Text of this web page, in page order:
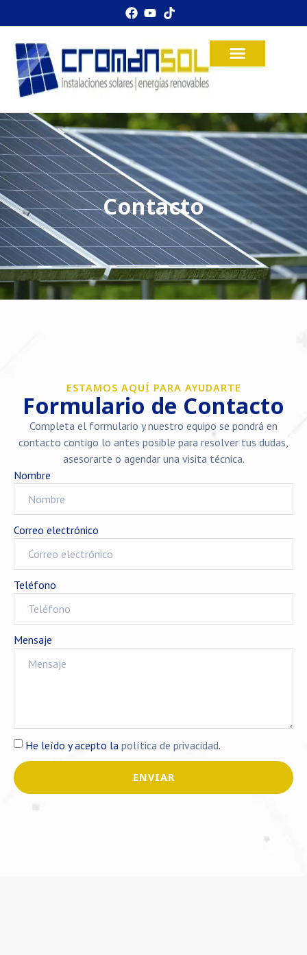
Contacto
ESTAMOS AQUÍ PARA AYUDARTE
Formulario de Contacto
Completa el formulario y nuestro equipo se pondrá en
contacto contigo lo antes posible para resolver tus dudas,
asesorarte o agendar una visita técnica.
Nombre
Correo electrónico
Teléfono
Mensaje
He leído y acepto la política de privacidad.
ENVIAR